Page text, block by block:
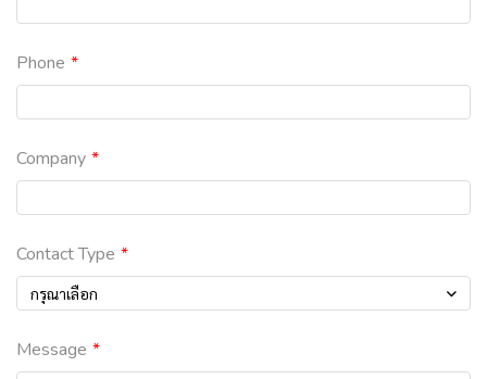
Phone
Company
Contact Type
กรุณาเลือก
Message